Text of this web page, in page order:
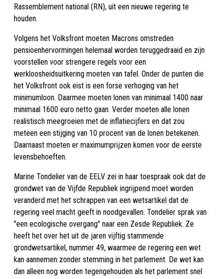
Rassemblement national (RN), uit een nieuwe regering te
houden.
Volgens het Volksfront moeten Macrons omstreden
pensioenhervormingen helemaal worden teruggedraaid en zijn
voorstellen voor strengere regels voor een
werkloosheidsuitkering moeten van tafel. Onder de punten die
het Volksfront ook eist is een forse verhoging van het
minimumloon. Daarmee moeten lonen van minimaal 1400 naar
minimaal 1600 euro netto gaan. Verder moeten alle lonen
realistisch meegroeien met de inflatiecijfers en dat zou
meteen een stijging van 10 procent van de lonen betekenen.
Daarnaast moeten er maximumprijzen komen voor de eerste
levensbehoeften.
Marine Tondelier van de EELV zei in haar toespraak ook dat de
grondwet van de Vijfde Republiek ingrijpend moet worden
veranderd met het schrappen van een wetsartikel dat de
regering veel macht geeft in noodgevallen. Tondelier sprak van
"een ecologische overgang" naar een Zesde Republiek. Ze
heeft het over het uit de jaren vijftig stammende
grondwetsartikel, nummer 49, waarmee de regering een wet
kan aannemen zonder stemming in het parlement. De wet kan
dan alleen nog worden tegengehouden als het parlement snel